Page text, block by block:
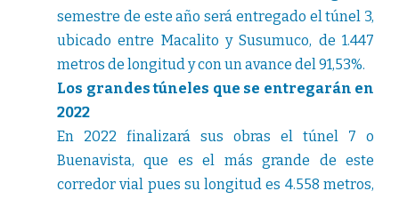
semestre de este año será entregado el túnel 3,
ubicado entre Macalito y Susumuco, de 1.447
metros de longitud y con un avance del 91,53%.
Los grandes túneles que se entregarán en
2022
En 2022 finalizará sus obras el túnel 7 o
Buenavista, que es el más grande de este
corredor vial pues su longitud es 4.558 metros,